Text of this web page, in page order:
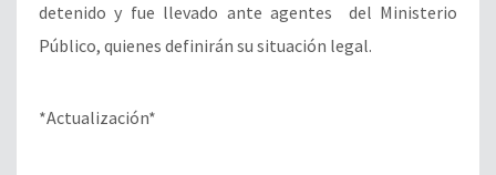
detenido y fue llevado ante agentes del Ministerio
Público, quienes definirán su situación legal.
*Actualización*